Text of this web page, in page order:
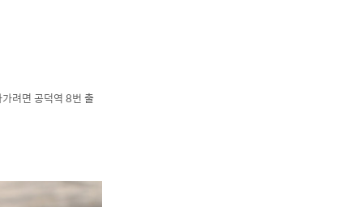
려면 공덕역 8번 출